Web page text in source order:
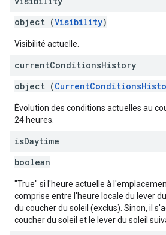
object (Visibility)
Visibilité actuelle.
currentConditionsHistory
object (
Évolution des conditions actuelles au
24 heures.
isDaytime
boolean
"True" si l'heure actuelle à
comprise entre l'heure locale du lever
du coucher du soleil (exclus). Sinon, il
coucher du soleil et le lever du soleil